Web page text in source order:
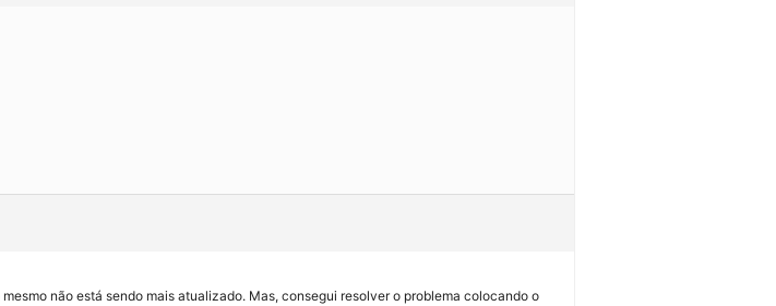
não está sendo mais atualizado. Mas, consegui resolver o problema colocando o